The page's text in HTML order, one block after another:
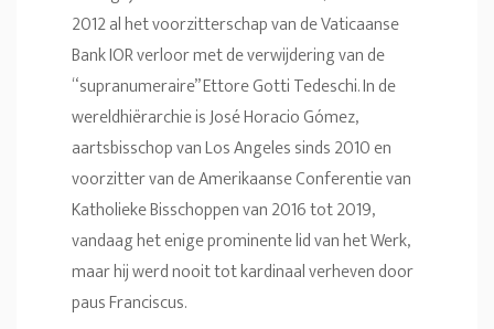
2012 al het voorzitterschap van de Vaticaanse
Bank IOR verloor met de verwijdering van de
“supranumeraire” Ettore Gotti Tedeschi. In de
wereldhiërarchie is José Horacio Gómez,
aartsbisschop van Los Angeles sinds 2010 en
voorzitter van de Amerikaanse Conferentie van
Katholieke Bisschoppen van 2016 tot 2019,
vandaag het enige prominente lid van het Werk,
maar hij werd nooit tot kardinaal verheven door
paus Franciscus.